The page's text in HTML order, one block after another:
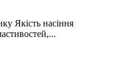
Якість насіння